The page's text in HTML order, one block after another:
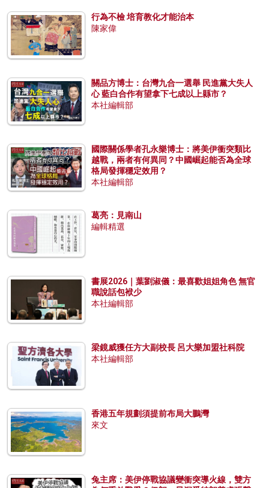
行為不檢 培育教化才能治本
陳家偉
關品方博士：台灣九合一選舉 民進黨大失人
心 藍白合作有望拿下七成以上縣市？
本社編輯部
國際關係學者孔永樂博士：將美伊衝突類比
越戰，兩者有何異同？中國崛起能否為全球
格局發揮穩定效用？
本社編輯部
葛亮：見南山
編輯精選
書展2026｜葉劉淑儀：最喜歡姐姐角色 無官
職說話包袱少
本社編輯部
梁鏡威獲任方大副校長 呂大樂加盟社科院
本社編輯部
香港五年規劃須提前布局大鵬灣
來文
兔主席：美伊停戰協議變衝突導火線，雙方